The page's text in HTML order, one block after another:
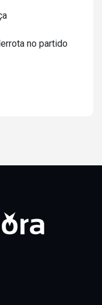
no partido